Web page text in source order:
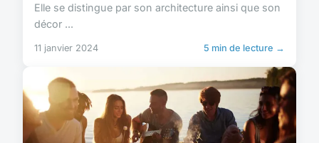
Elle se distingue par son architecture ainsi que son
décor ...
11 janvier 2024 5 min de lecture →